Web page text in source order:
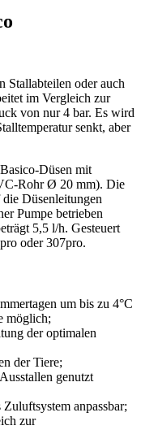
Stallabteilen oder auch
im Vergleich zur
von nur 4 bar. Es wird
senkt, aber
Düsen mit
Rohr Ø 20 mm). Die
Düsenleitungen
Pumpe betrieben
5,5 l/h. Gesteuert
oder 307pro.
um bis zu 4°C
möglich;
der optimalen
der Tiere;
genutzt
anpassbar;
zur